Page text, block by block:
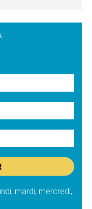
mardi, mercredi,